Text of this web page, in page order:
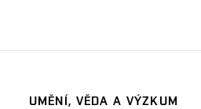
UMĚNÍ, VĚDA A VÝZKUM